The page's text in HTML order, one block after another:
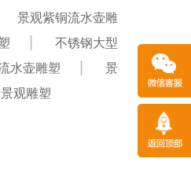
景观紫铜流水壶雕
不锈钢大型
水壶雕塑
景
观雕塑